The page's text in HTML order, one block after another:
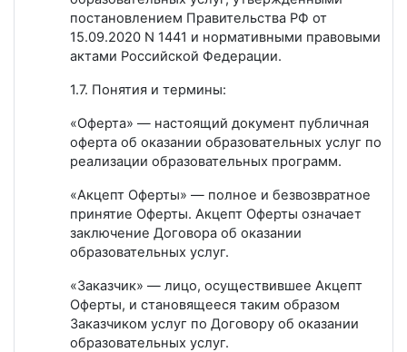
постановлением Правительства РФ от
15.09.2020 N 1441 и нормативными правовыми
актами Российской Федерации.
1.7. Понятия и термины:
«Оферта» — настоящий документ публичная
оферта об оказании образовательных услуг по
реализации образовательных программ.
«Акцепт Оферты» — полное и безвозвратное
принятие Оферты. Акцепт Оферты означает
заключение Договора об оказании
образовательных услуг.
«Заказчик» — лицо, осуществившее Акцепт
Оферты, и становящееся таким образом
Заказчиком услуг по Договору об оказании
образовательных услуг.